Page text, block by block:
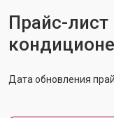
Прайс-
Дата обновления